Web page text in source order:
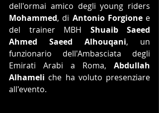
Mohammed, di Antonio Forgione e
del trainer MBH Shuaib Saeed
Ahmed Saeed Alhouqani, un
funzionario dell'Ambasciata degli
Emirati Arabi a Roma, Abdullah
Alhameli che ha voluto presenziare
all'evento.